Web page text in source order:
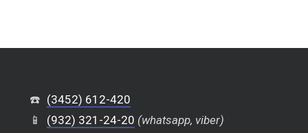
☎️ (3452) 612-420
📱
(932) 321-24-20 (whatsapp, viber)